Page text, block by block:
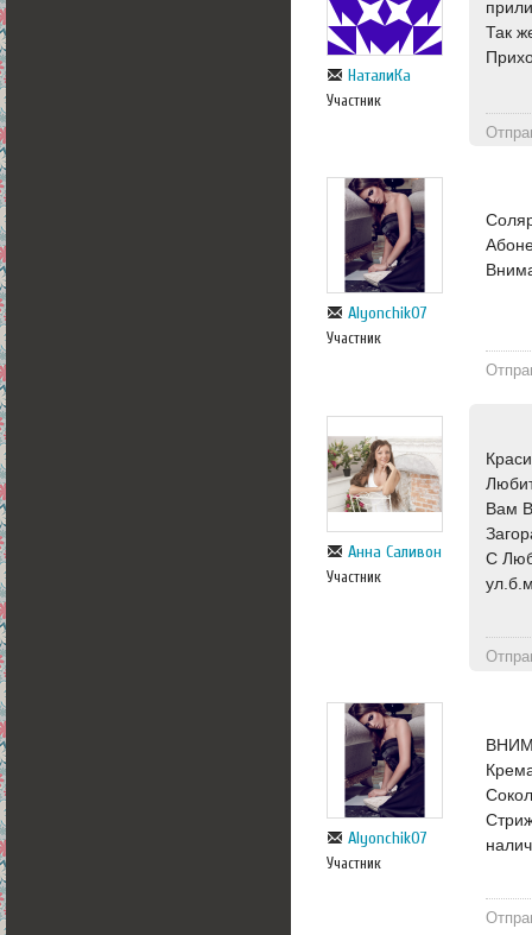
НаталиКа
Участник
Так
Alyonchik07
Участник
Анна Саливон
Участник
Вам
С
Alyonchik07
Участник